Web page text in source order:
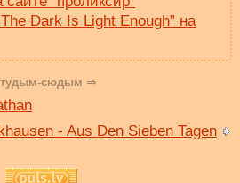
Dark Is Light Enough” на
сюдым ⇒
- Aus Den Sieben Tagen